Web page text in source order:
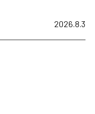
2026.8.3